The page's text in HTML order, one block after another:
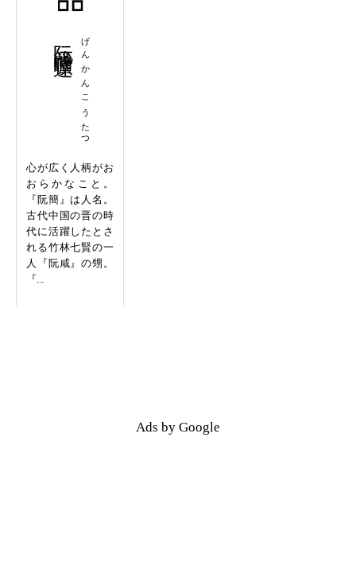
げんかんこうたつ
心が広く人柄がお
おらかなこと。
『阮簡』は人名。
古代中国の晋の時
代に活躍したとさ
れる竹林七賢の一
人『阮咸』の甥。
『...
Ads by Google